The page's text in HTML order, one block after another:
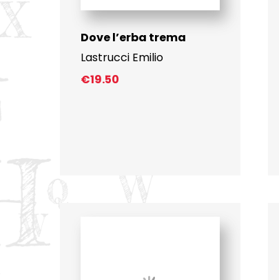
Dove l’erba trema
Lastrucci Emilio
€19.50